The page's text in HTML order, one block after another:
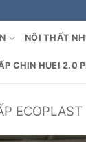
NỘI THẤT
CHIN HUEI 2.0
ECOPLAST